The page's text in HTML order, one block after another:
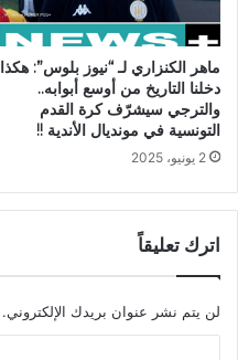
ماهر الكنزاري لـ “نيوز بلوس”: هكذا
دخلنا التاريخ من أوسع أبوابه..
والترجي سيشرّف كرة القدم
التونسية في مونديال الأندية !!
2 يونيو، 2025
اترك تعليقاً
لن يتم نشر عنوان بريدك الإلكتروني.